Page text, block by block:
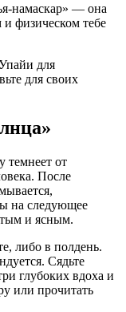
намаскар» — она
физическом тебе
для
для своих
темнеет от
После
на следующее
и ясным.
либо в полдень.
Сядьте
глубоких вдоха и
или прочитать